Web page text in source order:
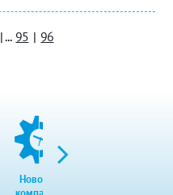
| ... 95 | 96
Новости